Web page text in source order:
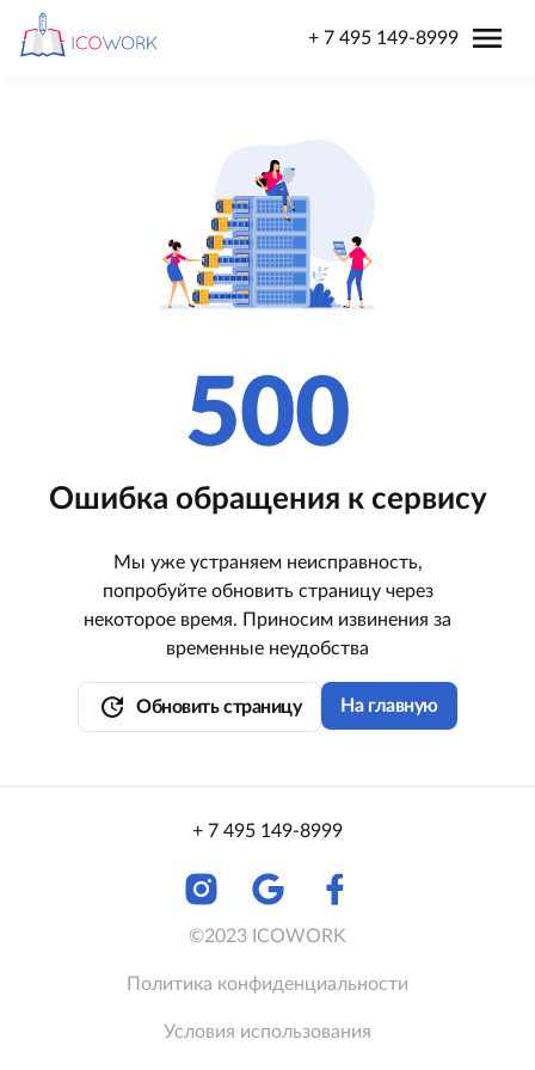
+ 7 495 149-8999 menu
500
Ошибка обращения к сервису
Мы уже устраняем неисправность,
попробуйте обновить страницу через
некоторое время. Приносим извинения за
временные неудобства
update Обновить страницу На главную
+ 7 495 149-8999
©2023 ICOWORK
Политика конфиденциальности
Условия использования